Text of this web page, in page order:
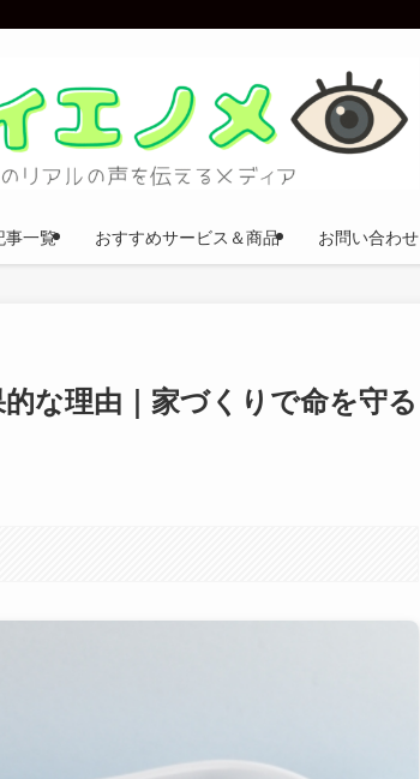
事一覧 おすすめサービス＆商品 お問い合わせ
な理由｜家づくりで命を守る